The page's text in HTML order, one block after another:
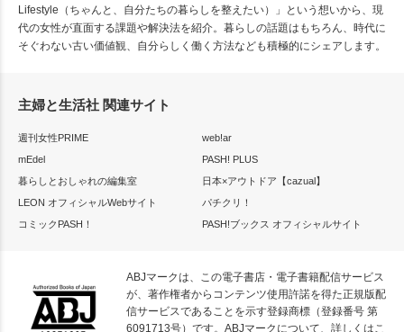
Lifestyle（ちゃんと、自分たちの暮らしを整えたい）」という想いから、現
代の女性が直面する課題や解決法を紹介。暮らしの話題はもちろん、時代に
そぐわない古い価値観、自分らしく働く方法なども積極的にシェアします。
主婦と生活社 関連サイト
週刊女性PRIME
web!ar
mEdel
PASH! PLUS
暮らしとおしゃれの編集室
日本×アウトドア【cazual】
LEON オフィシャルWebサイト
パチクリ！
コミックPASH！
PASH!ブックス オフィシャルサイト
ABJマークは、この電子書店・電子書籍配信サービス
が、著作権者からコンテンツ使用許諾を得た正規版配
信サービスであることを示す登録商標（登録番号 第
6091713号）です。ABJマークについて、詳しくはこ